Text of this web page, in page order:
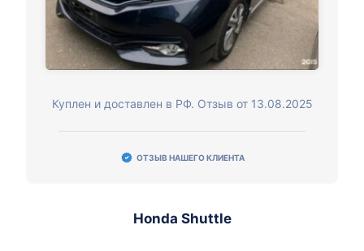
Куплен и доставлен в РФ. Отзыв от 13.08.2025
ОТЗЫВ НАШЕГО КЛИЕНТА
Honda Shuttle